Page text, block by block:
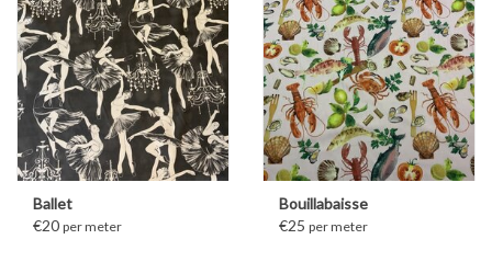
Ballet
€20 per meter
Bouillabaisse
€25 per meter